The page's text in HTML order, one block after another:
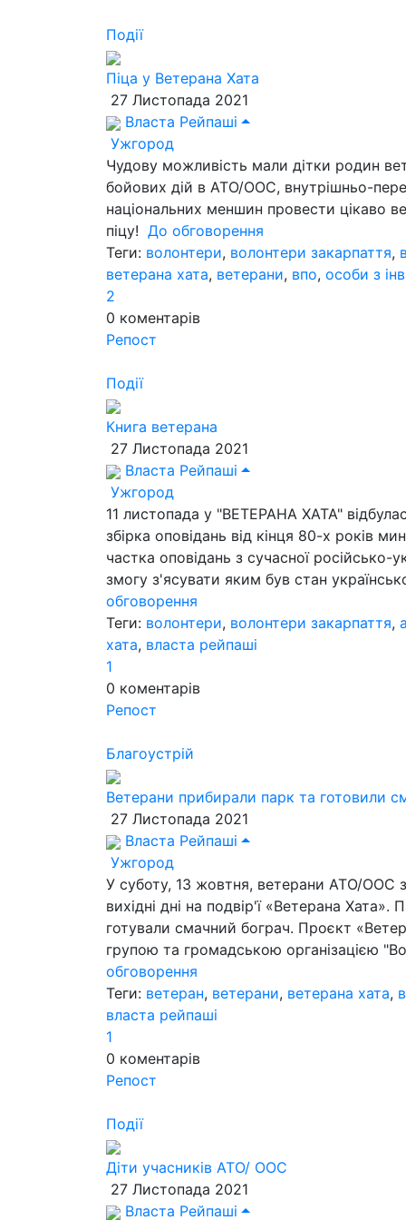
Події
Піца у Ветерана Хата
27 Листопада 2021
Власта Рейпаші
Ужгород
Чудову можливість мали дітки родин
бойових дій в АТО/ООС, внутрішньо-
національних меншин провести цікаво
піцу! До обговорення
Теги: волонтери, волонтери закарпаття,
ветерана хата, ветерани, впо, особи з
2
0 коментарів
Репост
Події
Книга ветерана
27 Листопада 2021
Власта Рейпаші
Ужгород
11 листопада у "ВЕТЕРАНА ХАТА"
збірка оповідань від кінця 80-х років
частка оповідань з сучасної російсько-
змогу з'ясувати яким був стан
обговорення
Теги: волонтери, волонтери закарпаття,
хата, власта рейпаші
1
0 коментарів
Репост
Благоустрій
Ветерани прибирали парк та готовили
27 Листопада 2021
Власта Рейпаші
Ужгород
У суботу, 13 жовтня, ветерани АТО/ООС
вихідні дні на подвір'ї «Ветерана
готували смачний бограч. Проєкт
групою та громадською організацією
обговорення
Теги: ветеран, ветерани, ветерана хата,
власта рейпаші
1
0 коментарів
Репост
Події
Діти учасників АТО/ ООС
27 Листопада 2021
Власта Рейпаші